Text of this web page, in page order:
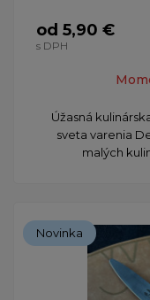
od 5,90 €
s DPH
Úžasná
sveta varenia
malých
Novinka